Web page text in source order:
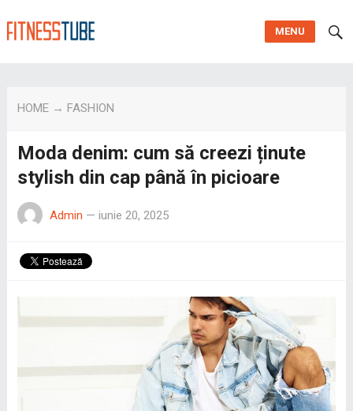
MENU
HOME→ FASHION
Moda denim: cum să creezi ținute
stylish din cap până în picioare
Admin — iunie 20, 2025